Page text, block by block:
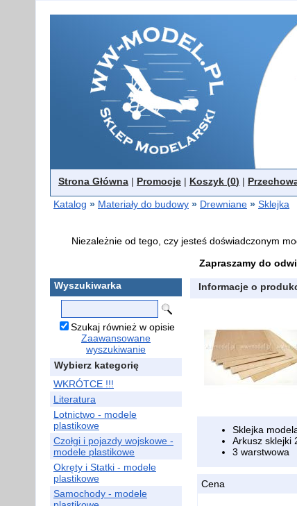
Strona Główna | Promocje | Koszyk (0) |
Katalog » Materiały do budowy » Drewniane » Sklejka
Niezależnie od tego, czy jesteś doświadczonym
Zapraszamy do
Wyszukiwarka
Szukaj również w opisie
Zaawansowane
wyszukiwanie
Wybierz kategorię
WKRÓTCE !!!
Literatura
Lotnictwo - modele
plastikowe
Czołgi i pojazdy wojskowe -
modele plastikowe
Okręty i Statki - modele
plastikowe
Samochody - modele
Informacje o
Sklejka
Arkusz sklejki
3 warstwowa
Cena